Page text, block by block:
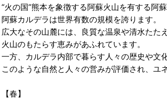
“火の国”熊本を象徴する阿蘇火山を有する阿
阿蘇カルデラは世界有数の規模を誇ります。
広大なその山麓には、良質な温泉や清水たた
火山のもたらす恵みがあふれています。
一方、カルデラ内部で暮らす人々の歴史や文
このような自然と人々の営みが評価され、ユ
【春】